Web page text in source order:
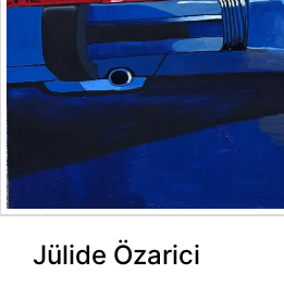
Jülide Özarici